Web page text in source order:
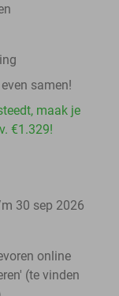
samen!
maak je
€1.329!
30 sep 2026
online
(te vinden